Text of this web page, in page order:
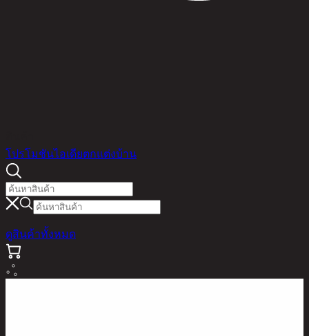
โปรโมชันไอเดียตกแต่งบ้าน
ดูสินค้าทั้งหมด